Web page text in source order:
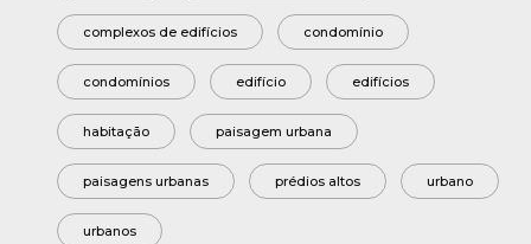
complexos de edifícios condomínio
condomínios edifício edifícios
habitação paisagem urbana
paisagens urbanas prédios altos urbano
urbanos